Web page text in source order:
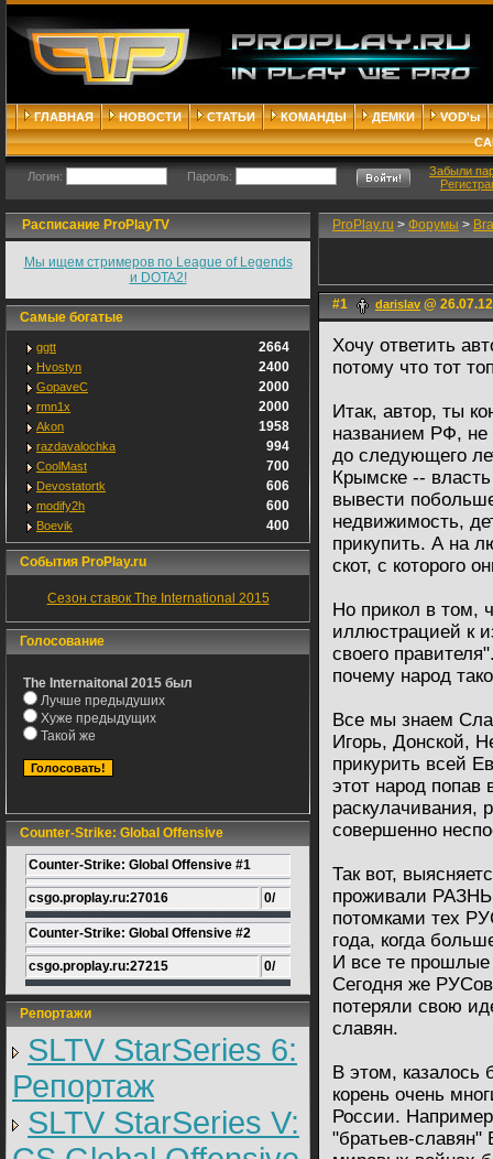
ГЛАВНАЯ НОВОСТИ СТАТЬИ КОМАНДЫ ДЕМКИ
VOD'ы
Логин: Пароль:
Забыли
Расписание ProPlayTV
Мы ищем стримеров по League of Legends
и DOTA2!
Самые богатые
ggtt 2664
Hvostyn 2400
GopaveC 2000
rmn1x 2000
Akon 1958
razdavalochka 994
CoolMast 700
Devostatortk 606
modify2h 600
Boevik 400
События ProPlay.ru
Сезон ставок The International 2015
Голосование
The Internaitonal 2015 был
Лучше предыдуших
Хуже предыдущих
Такой же
Counter-Strike: Global Offensive
Counter-Strike: Global Offensive #1
csgo.proplay.ru:27016 0/
Counter-Strike: Global Offensive #2
csgo.proplay.ru:27215 0/
Репортажи
SLTV StarSeries 6:
Репортаж
SLTV StarSeries V:
ProPlay.ru > Форумы >
#1 darislav @
Хочу ответить
потому что тот
Итак, автор, ты
названием РФ, не
до следующего
Крымске --
вывести
недвижимость,
прикупить. А на
скот, с которого
Но прикол в том,
иллюстрацией к
своего
почему народ
Все мы знаем
Игорь, Донской,
прикурить всей
этот народ попав
раскулачивания,
совершенно
Так вот,
проживали
потомками тех
года, когда
И все те прошлые
Сегодня же
потеряли свою
славян.
В этом, казалось
корень очень
России.
"братьев-